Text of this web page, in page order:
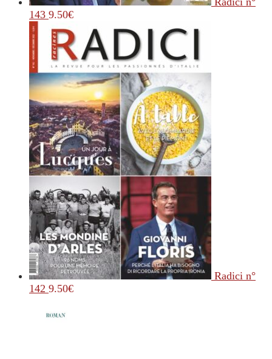
143 9.50€
Radici n°
142 9.50€